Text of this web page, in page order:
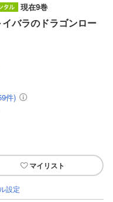
現在9巻
バラのドラゴンロー
件)
マイリスト
設定